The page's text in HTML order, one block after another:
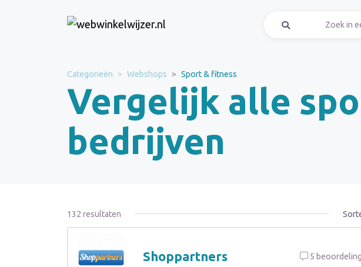
Categorieën Webshops Sport & fitness
Vergelijk alle
bedrijven
132 resultaten
Shoppartners 5